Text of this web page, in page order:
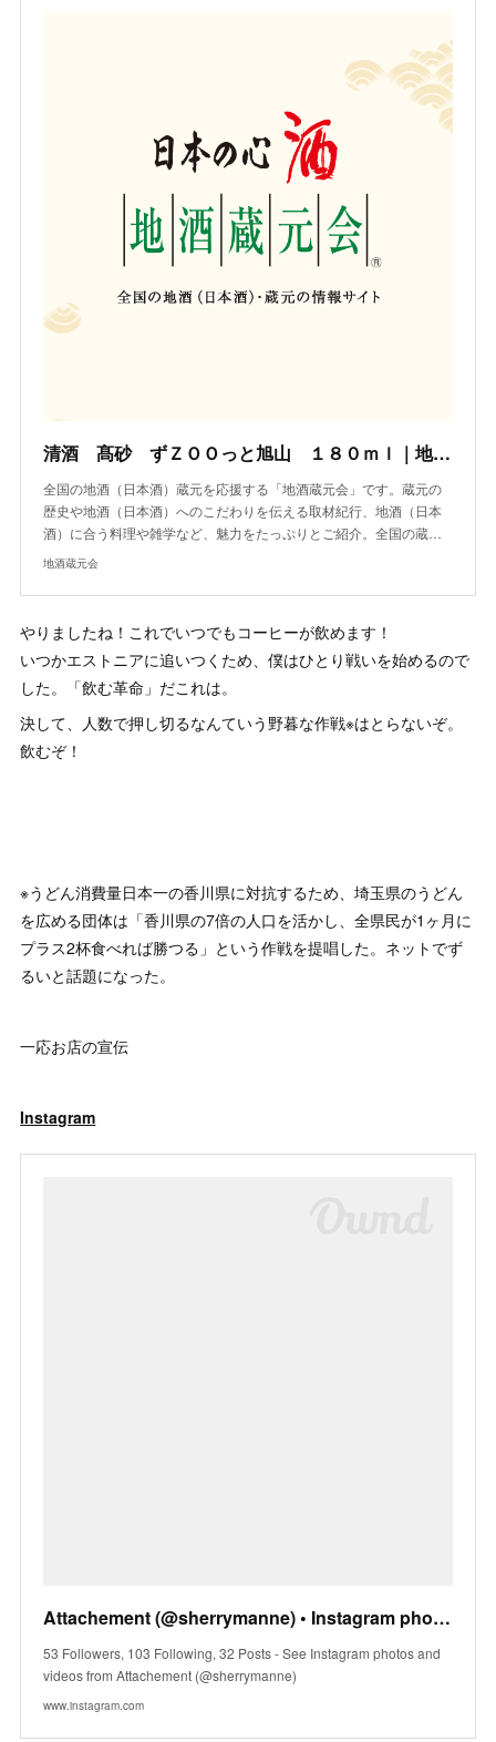
清酒 髙砂 ずＺＯＯっと旭山 １８０ｍｌ｜地酒カタログ｜地酒蔵元会
全国の地酒（日本酒）蔵元を応援する「地酒蔵元会」です。蔵元の
歴史や地酒（日本酒）へのこだわりを伝える取材紀行、地酒（日本
酒）に合う料理や雑学など、魅力をたっぷりとご紹介。全国の蔵…
地酒蔵元会
やりましたね！これでいつでもコーヒーが飲めます！
いつかエストニアに追いつくため、僕はひとり戦いを始めるので
した。「飲む革命」だこれは。
決して、人数で押し切るなんていう野暮な作戦※はとらないぞ。
飲むぞ！
※うどん消費量日本一の香川県に対抗するため、埼玉県のうどん
を広める団体は「香川県の7倍の人口を活かし、全県民が1ヶ月に
プラス2杯食べれば勝つる」という作戦を提唱した。ネットでず
るいと話題になった。
一応お店の宣伝
Instagram
Attachement (@sherrymanne) • Instagram photos and videos
53 Followers, 103 Following, 32 Posts - See Instagram photos and
videos from Attachement (@sherrymanne)
www.instagram.com